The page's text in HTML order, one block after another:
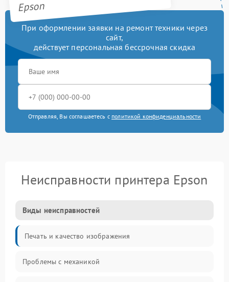
Epson
При оформлении заявки на ремонт техники через
сайт,
действует персональная бессрочная скидка
Отправляя, Вы соглашаетесь с политикой конфиденциальности
Неисправности принтера Epson
Виды неисправностей
Печать и качество изображения
Проблемы с механикой